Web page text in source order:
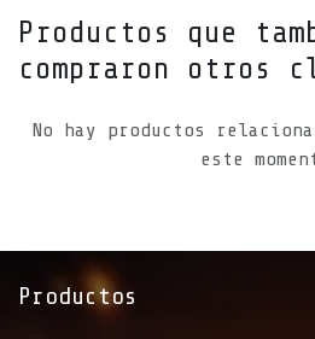
Productos que
compraron otros
No hay productos
este
Productos